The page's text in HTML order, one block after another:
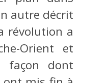
autre décrit
révolution a
Orient et
façon dont